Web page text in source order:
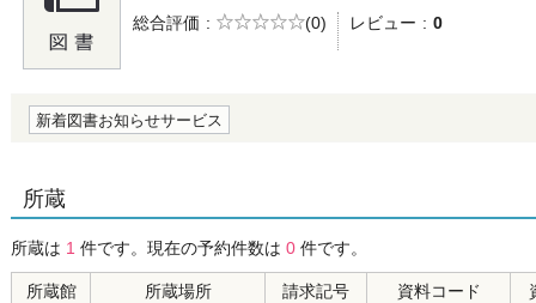
総合評価
5段階評価
(0) レビュー 0
新着図書お知らせサービス
所蔵
所蔵は 1 件です。現在の予約件数は 0 件です。
所蔵館 所蔵場所 請求記号 資料コード